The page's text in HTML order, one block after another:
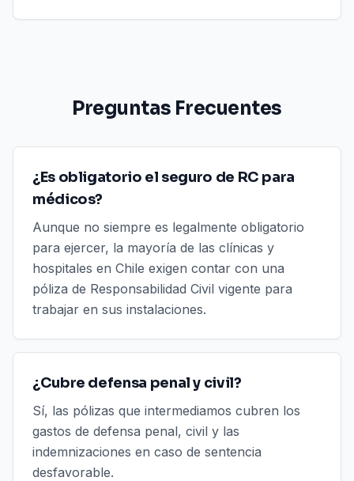
Preguntas Frecuentes
¿Es obligatorio el seguro de RC para
médicos?
Aunque no siempre es legalmente obligatorio
para ejercer, la mayoría de las clínicas y
hospitales en Chile exigen contar con una
póliza de Responsabilidad Civil vigente para
trabajar en sus instalaciones.
¿Cubre defensa penal y civil?
Sí, las pólizas que intermediamos cubren los
gastos de defensa penal, civil y las
indemnizaciones en caso de sentencia
desfavorable.